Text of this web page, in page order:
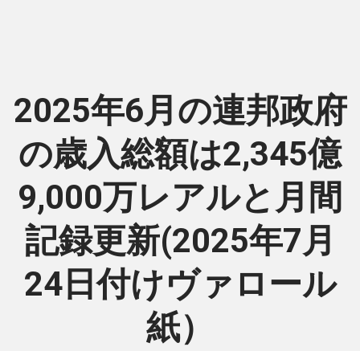
2025年6月の連邦政府
の歳入総額は2,345億
9,000万レアルと月間
記録更新(2025年7月
24日付けヴァロール
紙）